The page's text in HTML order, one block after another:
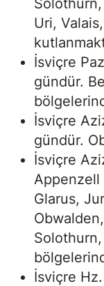
Uri,
İsviçre
gündür.
İsviçre
gündür.
İsviçre
Appenzell
Glarus,
İsviçre